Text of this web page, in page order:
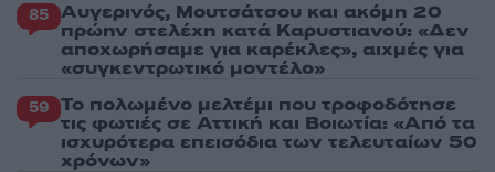
85 Αυγερινός, Μουτσάτσου και ακόμη 20
πρώην στελέχη κατά Καρυστιανού: «Δεν
αποχωρήσαμε για καρέκλες», αιχμές για
«συγκεντρωτικό μοντέλο»
59 Το πολωμένο μελτέμι που τροφοδότησε
τις φωτιές σε Αττική και Βοιωτία: «Από τα
ισχυρότερα επεισόδια των τελευταίων 50
χρόνων»